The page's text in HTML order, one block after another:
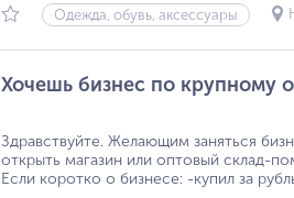
Одежда, обувь, аксессуары
Хочешь бизнес по крупному
Здравствуйте. Желающим заняться
открыть магазин или оптовый склад-
Если коротко о бизнесе: -купил за